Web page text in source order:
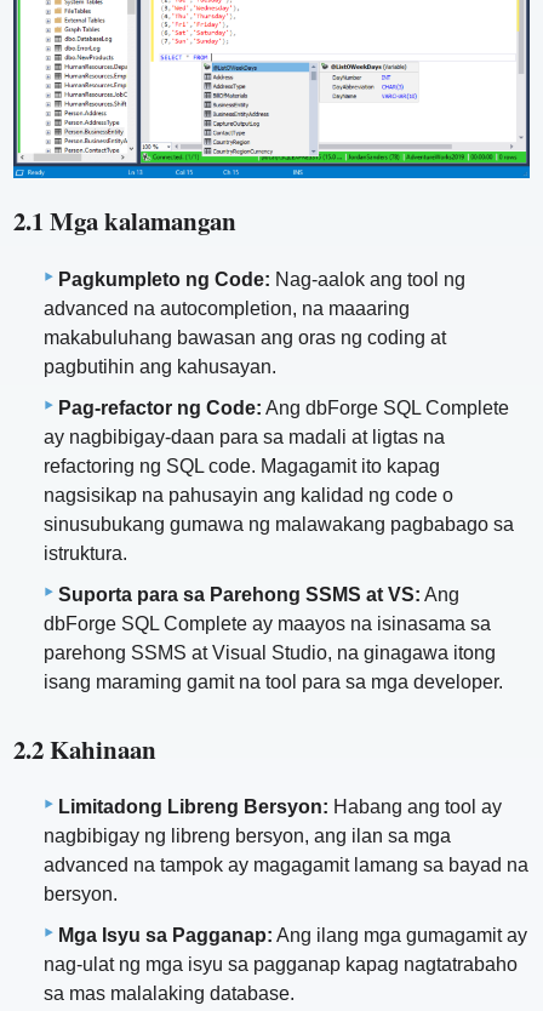
2.1 Mga kalamangan
Pagkumpleto ng Code: Nag-aalok ang tool ng
advanced na autocompletion, na maaaring
makabuluhang bawasan ang oras ng coding at
pagbutihin ang kahusayan.
Pag-refactor ng Code: Ang dbForge SQL Complete
ay nagbibigay-daan para sa madali at ligtas na
refactoring ng SQL code. Magagamit ito kapag
nagsisikap na pahusayin ang kalidad ng code o
sinusubukang gumawa ng malawakang pagbabago sa
istruktura.
Suporta para sa Parehong SSMS at VS: Ang
dbForge SQL Complete ay maayos na isinasama sa
parehong SSMS at Visual Studio, na ginagawa itong
isang maraming gamit na tool para sa mga developer.
2.2 Kahinaan
Limitadong Libreng Bersyon: Habang ang tool ay
nagbibigay ng libreng bersyon, ang ilan sa mga
advanced na tampok ay magagamit lamang sa bayad na
bersyon.
Mga Isyu sa Pagganap: Ang ilang mga gumagamit ay
nag-ulat ng mga isyu sa pagganap kapag nagtatrabaho
sa mas malalaking database.